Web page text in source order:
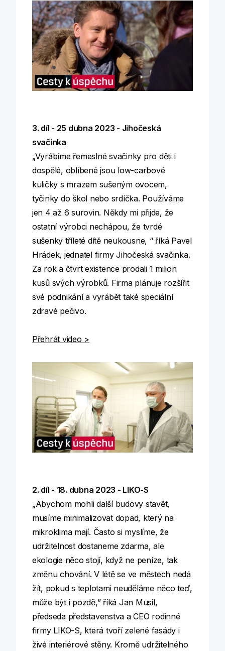
3. díl - 25 dubna 2023 - Jihočeská
svačinka
„Vyrábíme řemeslné svačinky pro děti i
dospělé, oblíbené jsou low-carbové
kuličky s mrazem sušeným ovocem,
tyčinky do škol nebo srdíčka. Používáme
jen 4 až 6 surovin. Někdy mi přijde, že
ostatní výrobci nechápou, že tvrdé
sušenky tříleté dítě neukousne, “ říká Pavel
Hrádek, jednatel firmy Jihočeská svačinka.
Za rok a čtvrt existence prodali 1 milion
kusů svých výrobků. Firma plánuje rozšířit
své podnikání a vyrábět také speciální
zdravé pečivo.
Přehrát video >
2. díl - 18. dubna 2023 - LIKO-S
„Abychom mohli další budovy stavět,
musíme minimalizovat dopad, který na
mikroklima mají. Často si myslíme, že
udržitelnost dostaneme zdarma, ale
ekologie něco stojí, když ne peníze, tak
změnu chování. V létě se ve městech nedá
žít, pokud s teplotami neuděláme něco teď,
může být i pozdě,” říká Jan Musil,
předseda představenstva a CEO rodinné
firmy LIKO-S, která tvoří zelené fasády i
živé interiérové stěny. Kromě udržitelného